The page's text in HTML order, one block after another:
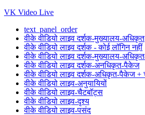
VK Video Live
text_panel_order
वीके वीडियो लाइव दर्शक-मुख्यालय-अधिकृत
वीके वीडियो लाइव दर्शक - कोई लॉगिन नहीं
वीके वीडियो लाइव दर्शक-मुख्यालय-
वीके वीडियो लाइव दर्शक-अनधिकृत-पैकेज
वीके वीडियो लाइव दर्शक-अधिकृत-पैकेज +
वीके वीडियो लाइव-अनुयायियों
वीके वीडियो लाइव-चैटबॉट्स
वीके वीडियो लाइव-दृश्य
वीके वीडियो लाइव-पसंद